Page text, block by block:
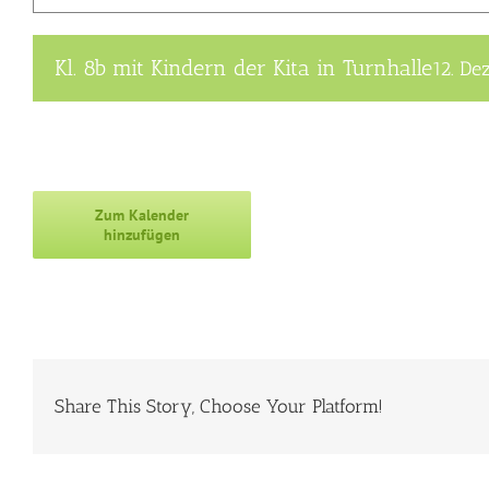
Kl. 8b mit Kindern der Kita in Turnhalle12.
Zum Kalender
hinzufügen
Share This Story, Choose Your Platform!